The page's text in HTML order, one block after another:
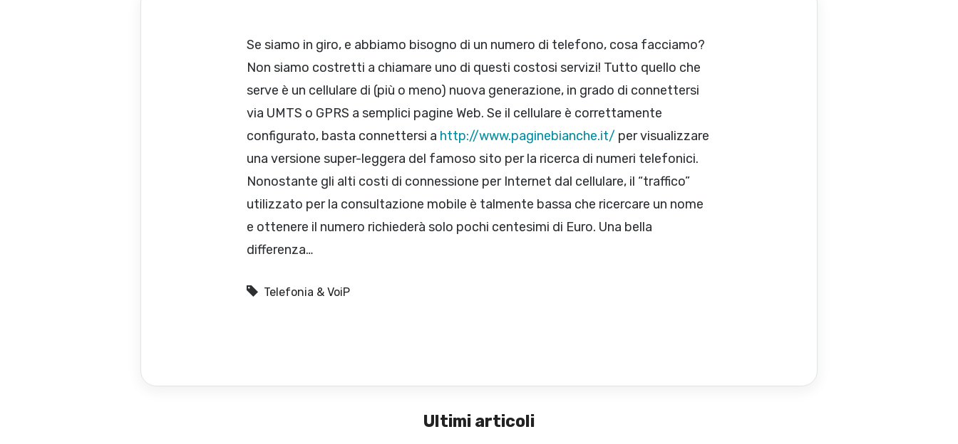
Se siamo in giro, e abbiamo bisogno di un numero di telefono, cosa facciamo?
Non siamo costretti a chiamare uno di questi costosi servizi! Tutto quello che
serve è un cellulare di (più o meno) nuova generazione, in grado di connettersi
via UMTS o GPRS a semplici pagine Web. Se il cellulare è correttamente
configurato, basta connettersi a http://www.paginebianche.it/ per visualizzare
una versione super-leggera del famoso sito per la ricerca di numeri telefonici.
Nonostante gli alti costi di connessione per Internet dal cellulare, il “traffico”
utilizzato per la consultazione mobile è talmente bassa che ricercare un nome
e ottenere il numero richiederà solo pochi centesimi di Euro. Una bella
differenza…
Telefonia & VoiP
Ultimi articoli